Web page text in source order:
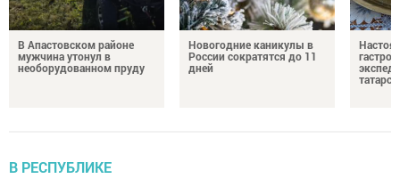
В Апастовском районе
мужчина утонул в
необорудованном пруду
Новогодние каникулы в
России сократятся до 11
дней
В РЕСПУБЛИКЕ